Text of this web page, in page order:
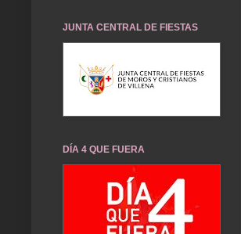
JUNTA CENTRAL DE FIESTAS
DÍA 4 QUE FUERA